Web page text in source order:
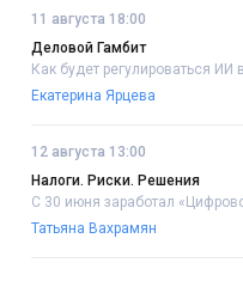
11 августа 18:00
Деловой Гамбит
Как будет регулироваться ИИ
Екатерина Ярцева
12 августа 13:00
Налоги. Риски. Решения
С 30 июня заработал
Татьяна Вахрамян